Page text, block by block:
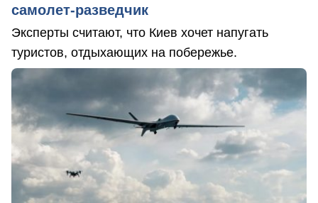
самолет-разведчик
Эксперты считают, что Киев хочет напугать
туристов, отдыхающих на побережье.